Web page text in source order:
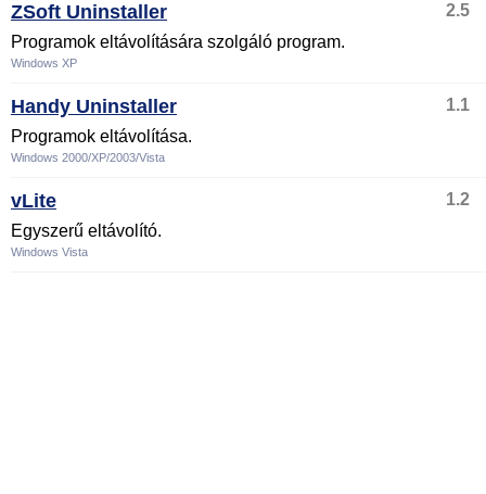
ZSoft Uninstaller
2.5
Programok eltávolítására szolgáló program.
Windows XP
Handy Uninstaller
1.1
Programok eltávolítása.
Windows 2000/XP/2003/Vista
vLite
1.2
Egyszerű eltávolító.
Windows Vista